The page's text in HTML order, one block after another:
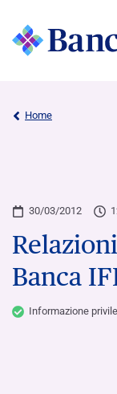
Home
30/03/2012
Banca
Informazione